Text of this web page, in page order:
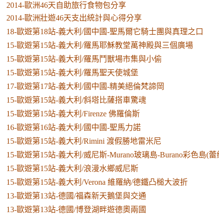
2014-歐洲46天自助旅行食物包分享
2014-歐洲壯遊46天支出統計與心得分享
18-歐遊第18站-義大利/國中國-聖馬爾它騎士團與真理之口
15-歐遊第15站-義大利/羅馬耶穌教堂萬神殿與三個廣場
15-歐遊第15站-義大利/羅馬鬥獸場市集與小偷
15-歐遊第15站-義大利/羅馬聖天使城堡
17-歐遊第17站-義大利/國中國-精美絕倫梵諦岡
15-歐遊第15站-義大利/斜塔比薩搭車驚魂
15-歐遊第15站-義大利/Firenze 佛羅倫斯
16-歐遊第16站-義大利/國中國-聖馬力諾
15-歐遊第15站-義大利/Rimini 渡假勝地雷米尼
15-歐遊第15站-義大利/威尼斯-Murano玻璃島-Burano彩色島(蕾
15-歐遊第15站-義大利/浪漫水鄉威尼斯
15-歐遊第15站-義大利/Verona 維羅納/德鐵凸槌大波折
13-歐遊第13站-德國/福森新天鵝堡與交通
13-歐遊第13站-德國/博登湖畔遊德奧兩國